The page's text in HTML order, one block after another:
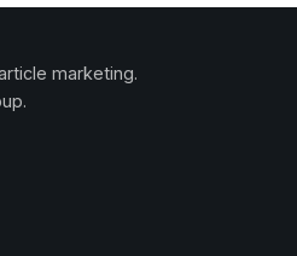
marketing.